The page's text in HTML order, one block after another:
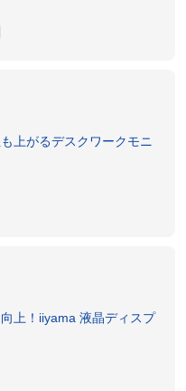
上がるデスクワークモニ
上！iiyama 液晶ディスプ